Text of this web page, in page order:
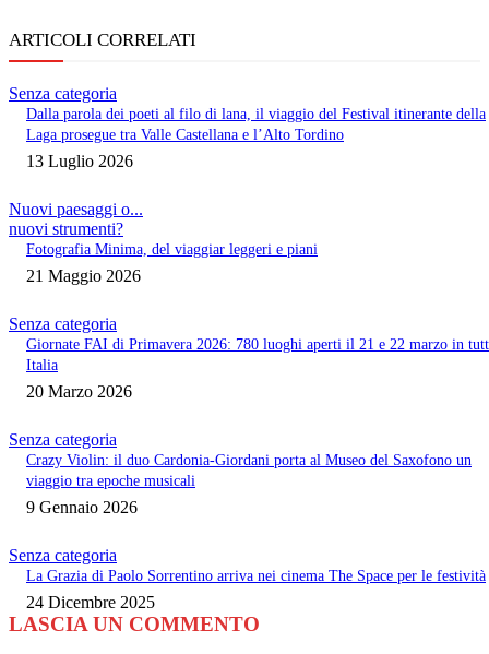
ARTICOLI CORRELATI
Senza categoria
Dalla parola dei poeti al filo di lana, il viaggio del Festival itinerante della
Laga prosegue tra Valle Castellana e l’Alto Tordino
13 Luglio 2026
Nuovi paesaggi o...
nuovi strumenti?
Fotografia Minima, del viaggiar leggeri e piani
21 Maggio 2026
Senza categoria
Giornate FAI di Primavera 2026: 780 luoghi aperti il 21 e 22 marzo in
Italia
20 Marzo 2026
Senza categoria
Crazy Violin: il duo Cardonia-Giordani porta al Museo del Saxofono un
viaggio tra epoche musicali
9 Gennaio 2026
Senza categoria
La Grazia di Paolo Sorrentino arriva nei cinema The Space per le festività
24 Dicembre 2025
LASCIA UN COMMENTO